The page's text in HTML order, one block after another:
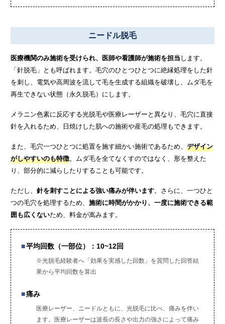
ニードル脱毛
医療機関のみ施術を受けられ、医師や看護師が施術を担当 します。
「針脱毛」とも呼ばれます。毛穴のひとつひとつに絶縁処理をした針
を刺し、電気や高周波を流して毛を生成する組織を破壊し、ムダ毛を
再生できない状態（永久脱毛）にします。
メラニン色素に反応する光脱毛や医療レーザーと異なり、毛穴に直接
針を入れるため、日焼けした肌への施術や産毛の処理もできます。
また、毛穴一つひとつに処置を施す細かい施術であるため、 デザイン
がしやすいのも特徴。ムダ毛を全てなくすのではなく、形を整えた
り、部分的に減らしたりすることも可能です。
ただし、 針を刺すことによる強い痛みが伴います。さらに、一つひと
つの毛穴を処理するため、 施術に時間がかかり、一度に施術できる範
囲も広くないため、料金が嵩みます。
平均回数（一部位）：10~12回
※光脱毛経験者へ「効果を実感した回数」を質問した回答結
果から平均回数を算出
痛み
医療レーザー、ニードルともに、光脱毛に比べ、痛みを伴い
ます。医療レーザーは波長の長さや出力の強さによって痛み